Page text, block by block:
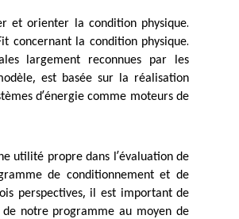
et orienter la condition physique.
concernant la condition physique.
largement reconnues par les
,est basée sur la réalisation
d’énergie comme moteurs de
utilité propre dans l ’évaluation de
de conditionnement et de
perspectives, il est important de
notre programme au moyen de